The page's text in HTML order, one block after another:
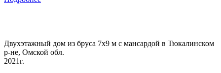
Двухэтажный дом из бруса 7х9 м с мансардой в Тюкалинском
р-не, Омской обл.
2021г.